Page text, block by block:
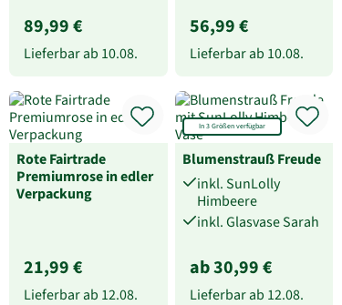
89,99 €
Lieferbar ab 10.08.
56,99 €
Lieferbar ab 10.08.
Rote Fairtrade
Premiumrose in edler
Verpackung
21,99 €
Lieferbar ab 12.08.
In 3 Größen verfügbar
Blumenstrauß Freude
inkl. SunLolly
Himbeere
inkl. Glasvase Sarah
ab 30,99 €
Lieferbar ab 12.08.